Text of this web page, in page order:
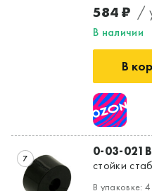
584 ₽ /
В наличии
В
7 0-03-021B
стойки
В упаковке: